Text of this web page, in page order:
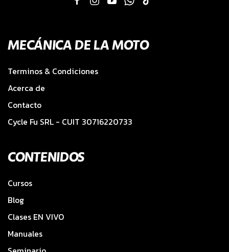
MECÁNICA DE LA MOTO
Terminos & Condiciones
Acerca de
Contacto
Cycle Fu SRL - CUIT 30716220733
CONTENIDOS
Cursos
Blog
Clases EN VIVO
Manuales